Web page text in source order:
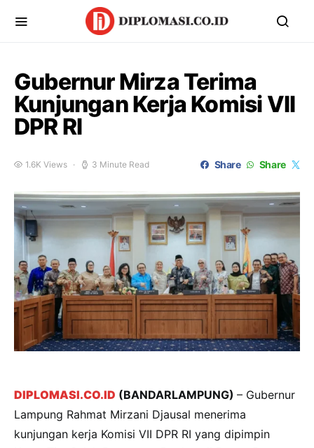
Gubernur Mirza Terima
Kunjungan Kerja Komisi VII
DPR RI
1.6K Views 3 Minute Read Share Share
DIPLOMASI.CO.ID (BANDARLAMPUNG) – Gubernur
Lampung Rahmat Mirzani Djausal menerima
kunjungan kerja Komisi VII DPR RI yang dipimpin